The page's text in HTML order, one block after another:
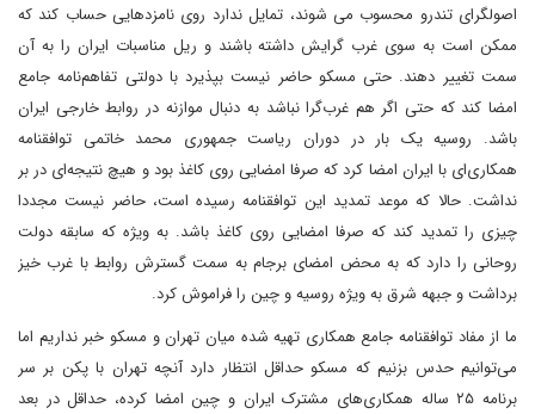
اصولگرای تندرو محسوب می شوند، تمایل ندارد روی نامزدهایی حساب کند که
ممکن است به سوی غرب گرایش داشته باشند و ریل مناسبات ایران را به آن
سمت تغییر دهند. حتی مسکو حاضر نیست بپذیرد با دولتی تفاهم‌نامه جامع
امضا کند که حتی اگر هم غرب‌گرا نباشد به دنبال موازنه در روابط خارجی ایران
باشد. روسیه یک بار در دوران ریاست جمهوری محمد خاتمی توافقنامه
همکاری‌ای با ایران امضا کرد که صرفا امضایی روی کاغذ بود و هیچ نتیجه‌ای در بر
نداشت. حالا که موعد تمدید این توافقنامه رسیده است، حاضر نیست مجددا
چیزی را تمدید کند که صرفا امضایی روی کاغذ باشد. به ویژه که سابقه دولت
روحانی را دارد که به محض امضای برجام به سمت گسترش روابط با غرب خیز
برداشت و جبهه شرق به ویژه روسیه و چین را فراموش کرد.
ما از مفاد توافقنامه جامع همکاری تهیه شده میان تهران و مسکو خبر نداریم اما
می‌توانیم حدس بزنیم که مسکو حداقل انتظار دارد آنچه تهران با پکن بر سر
برنامه ۲۵ ساله همکاری‌های مشترک ایران و چین امضا کرده، حداقل در بعد